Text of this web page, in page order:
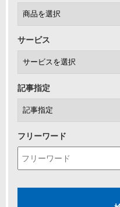
サービス
記事指定
フリーワード